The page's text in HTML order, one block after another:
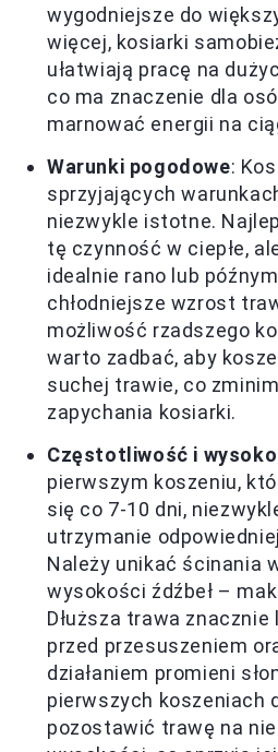
wygodniejsze do
więcej, kosiarki
ułatwiają pracę na
co ma znaczenie dla
marnować energii na
Warunki pogodowe:
sprzyjających
niezwykle istotne.
tę czynność w ciepłe,
idealnie rano lub
chłodniejsze wzrost
możliwość rzadszego
warto zadbać, aby
suchej trawie, co
zapychania kosiarki.
Częstotliwość i
pierwszym koszeniu,
się co 7-10 dni,
utrzymanie
Należy unikać ścinania
wysokości źdźbeł –
Dłuższa trawa
przed przesuszeniem
działaniem promieni
pierwszych koszeniach
pozostawić trawę na